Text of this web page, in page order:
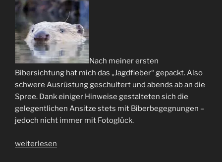
Nach meiner ersten
Bibersichtung hat mich das „Jagdfieber“ gepackt. Also
schwere Ausrüstung geschultert und abends ab an die
Spree. Dank einiger Hinweise gestalteten sich die
gelegentlichen Ansitze stets mit Biberbegegnungen –
jedoch nicht immer mit Fotoglück.
„An
weiterlesen